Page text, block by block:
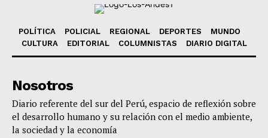
POLÍTICA POLICIAL REGIONAL DEPORTES
MUNDO
CULTURA
EDITORIAL COLUMNISTAS DIARIO DIGITAL
Nosotros
Diario referente del sur del Perú, espacio de reflexión sobre
el desarrollo humano y su relación con el medio ambiente,
la sociedad y la economía